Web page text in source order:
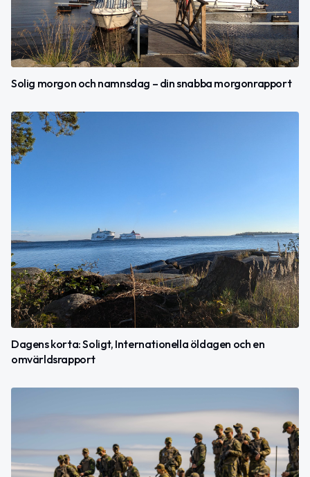
Solig morgon och namnsdag – din snabba morgonrapport
Dagens korta: Soligt, Internationella öldagen och en
omvärldsrapport